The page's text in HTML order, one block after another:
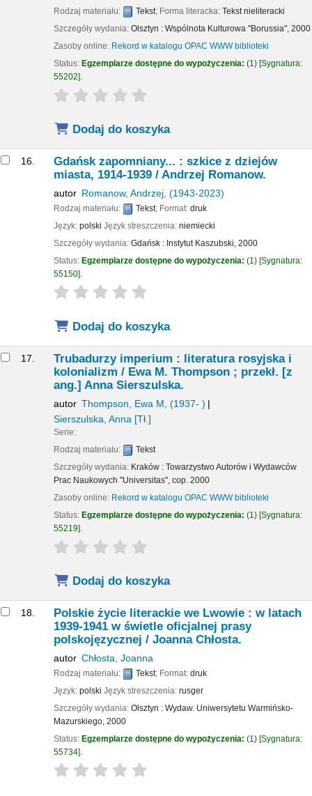
Rodzaj materiału:
Tekst; Forma literacka: Tekst nieliteracki
Szczegóły wydania: Olsztyn : Wspólnota Kulturowa "Borussia", 2000
Zasoby online: Rekord w katalogu OPAC WWW biblioteki
Status: Egzemplarze dostępne do wypożyczenia: (1) Sygnatura:
55202 .
star rating
Dodaj do koszyka
16.
Gdańsk zapomniany... : szkice z dziejów
miasta, 1914-1939 / Andrzej Romanow.
autor Romanow, Andrzej, (1943-2023)
Rodzaj materiału: Tekst; Format: druk
Język: polski Język streszczenia: niemiecki
Szczegóły wydania: Gdańsk : Instytut Kaszubski, 2000
Status: Egzemplarze dostępne do wypożyczenia: (1) Sygnatura:
55150 .
star rating
Dodaj do koszyka
17.
Trubadurzy imperium : literatura rosyjska i
kolonializm / Ewa M. Thompson ; przekł. [z
ang.] Anna Sierszulska.
autor Thompson, Ewa M , (1937- )
Sierszulska, Anna [Tł.]
Serie:
Rodzaj materiału:
Tekst
Szczegóły wydania: Kraków : Towarzystwo Autorów i Wydawców
Prac Naukowych "Universitas", cop. 2000
Zasoby online: Rekord w katalogu OPAC WWW biblioteki
Status: Egzemplarze dostępne do wypożyczenia: (1) Sygnatura:
55219 .
star rating
Dodaj do koszyka
18.
Polskie życie literackie we Lwowie : w latach
1939-1941 w świetle oficjalnej prasy
polskojęzycznej / Joanna Chłosta.
autor Chłosta, Joanna
Rodzaj materiału: Tekst; Format: druk
Język: polski Język streszczenia: rusger
Szczegóły wydania: Olsztyn : Wydaw. Uniwersytetu Warmińsko-
Mazurskiego, 2000
Status: Egzemplarze dostępne do wypożyczenia: (1) Sygnatura:
55734 .
star rating